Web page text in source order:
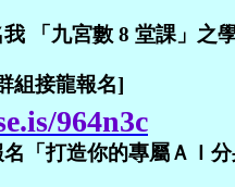
「九宮數 8 堂課」之
組接龍報名]
964n3c
「打造你的專屬ＡＩ